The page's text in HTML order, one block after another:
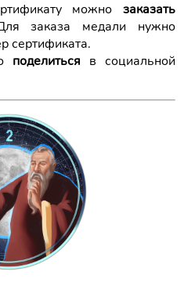
можно заказать
заказа медали нужно
сертификата.
поделиться в социальной